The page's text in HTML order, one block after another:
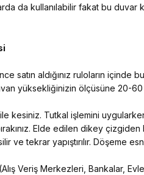
da kullanılabilir fakat bu duvar
satın aldığınız ruloların içinde
yüksekliğinizin ölçüsüne 20-
kesiniz. Tutkal işlemini
Elde edilen dikey çizgiden
ve tekrar yapıştırılır. Döşeme
Veriş Merkezleri, Bankalar,